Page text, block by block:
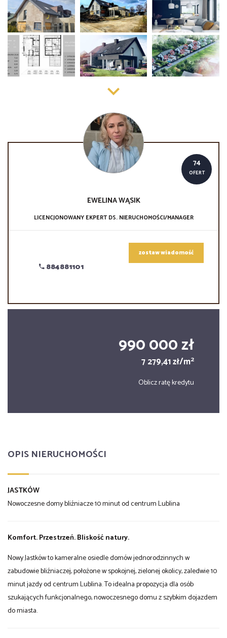
74
OFERT
EWELINAWĄSIK
LICENCJONOWANY EKPERT DS. NIERUCHOMOŚCI/MANAGER
884881101
zostaw wiadomość
990 000 zł
7 279,41 zł/m2
Oblicz ratę kredytu
OPIS NIERUCHOMOŚCI
JASTKÓW
Nowoczesne domy bliźniacze 10 minut od centrum Lublina
Komfort. Przestrzeń. Bliskość natury.
Nowy Jastków to kameralne osiedle domów jednorodzinnych w
zabudowie bliźniaczej, położone w spokojnej, zielonej okolicy, zaledwie 10
minut jazdy od centrum Lublina. To idealna propozycja dla osób
szukających funkcjonalnego, nowoczesnego domu z szybkim dojazdem
do miasta.